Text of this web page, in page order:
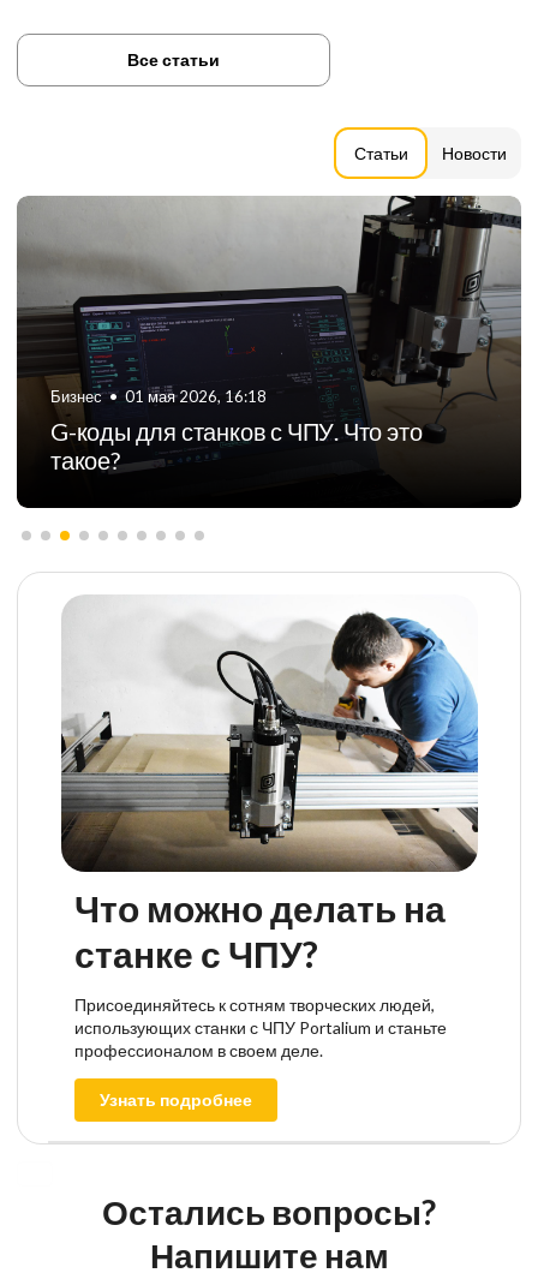
Статьи Новости
Все статьи
Бизнес • 01 мая 2026, 16:18
G-коды для станков с ЧПУ. Что это
такое?
Что можно делать на
станке с ЧПУ?
Присоединяйтесь к сотням творческих людей,
использующих станки с ЧПУ Portalium и станьте
профессионалом в своем деле.
Узнать подробнее
Остались вопросы?
Напишите нам